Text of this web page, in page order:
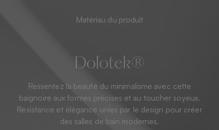
Matériau du produit
Dolotek®
Ressentez la beauté du minimalisme avec cette
baignoire aux formes précises et au toucher soyeux.
Résistance et élégance unies par le design pour créer
des salles de bain modernes.